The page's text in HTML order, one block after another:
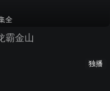
全
霸金山
独播